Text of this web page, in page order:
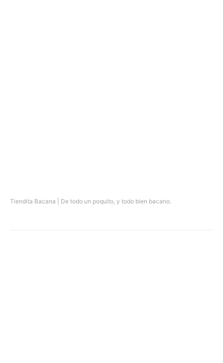
Tiendita Bacana | De todo un poquito, y todo bien bacano.